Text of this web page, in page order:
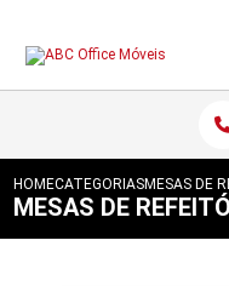
HOMECATEGORIASMESAS DE
MESAS DE